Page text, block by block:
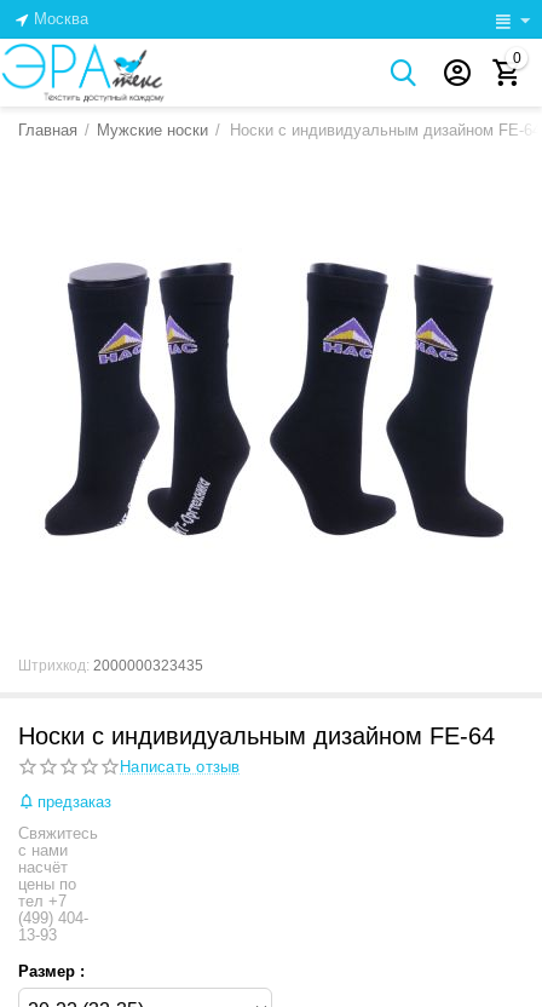
Москва
0
Главная / Мужские носки / Носки с индивидуальным дизайном FE-64
Штрихкод: 2000000323435
Носки с индивидуальным дизайном FE-64
Написать отзыв
предзаказ
Свяжитесь
с нами
насчёт
цены по
тел +7
(499) 404-
13-93
Размер :